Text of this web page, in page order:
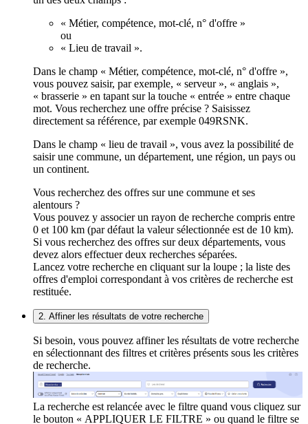
« Métier, compétence, mot-clé, n° d'offre »
ou
« Lieu de travail ».
Dans le champ « Métier, compétence, mot-clé, n° d'offre »,
vous pouvez saisir, par exemple, « serveur », « anglais »,
« brasserie » en tapant sur la touche « entrée » entre chaque
mot. Vous recherchez une offre précise ? Saisissez
directement sa référence, par exemple 049RSNK.
Dans le champ « lieu de travail », vous avez la possibilité de
saisir une commune, un département, une région, un pays ou
un continent.
Vous recherchez des offres sur une commune et ses
alentours ?
Vous pouvez y associer un rayon de recherche compris entre
0 et 100 km (par défaut la valeur sélectionnée est de 10 km).
Si vous recherchez des offres sur deux départements, vous
devez alors effectuer deux recherches séparées.
Lancez votre recherche en cliquant sur la loupe ; la liste des
offres d'emploi correspondant à vos critères de recherche est
restituée.
2. Affiner les résultats de votre recherche
Si besoin, vous pouvez affiner les résultats de votre recherche
en sélectionnant des filtres et critères présents sous les critères
de recherche.
La recherche est relancée avec le filtre quand vous cliquez sur
le bouton « APPLIQUER LE FILTRE » ou quand le filtre se